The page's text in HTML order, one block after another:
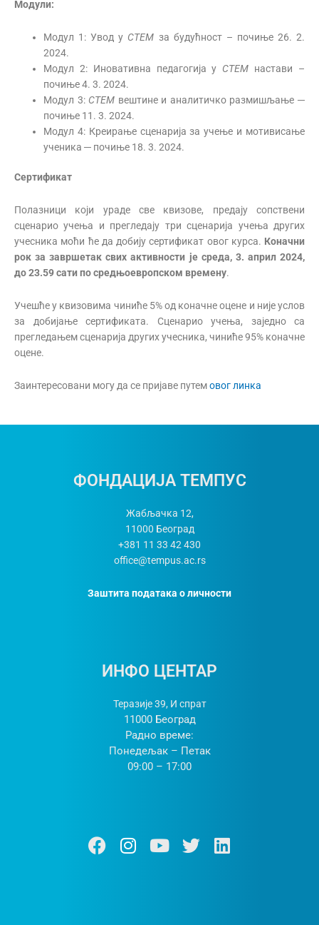
Модули:
Модул 1: Увод у СТЕМ за будућност – почиње 26. 2.
2024.
Модул 2: Иновативна педагогија у СТЕМ настави –
почиње 4. 3. 2024.
Модул 3: СТЕМ вештине и аналитичко размишљање ─
почиње 11. 3. 2024.
Модул 4: Креирање сценарија за учење и мотивисање
ученика ─ почиње 18. 3. 2024.
Сертификат
Полазници који ураде све квизове, предају сопствени
сценарио учења и прегледају три сценарија учења других
учесника моћи ће да добију сертификат овог курса. Коначни
рок за завршетак свих активности је среда, 3. април 2024,
до 23.59 сати по средњоевропском времену.
Учешће у квизовима чиниће 5% од коначне оцене и није услов
за добијање сертификата. Сценарио учења, заједно са
прегледањем сценарија других учесника, чиниће 95% коначне
оцене.
Заинтересовани могу да се пријаве путемовог линка
ФОНДАЦИЈА ТЕМПУС
Жабљачка 12,
11000 Београд
+381 11 33 42 430
office@tempus.ac.rs
Заштита података о личности
ИНФО ЦЕНТАР
Теразије 39, И спрат
11000 Београд
Радно време:
Понедељак – Петак
09:00 – 17:00
Ф
а
И
н
Y
о
Т
w
Л
и